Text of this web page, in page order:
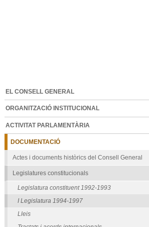
EL CONSELL GENERAL
ORGANITZACIÓ INSTITUCIONAL
ACTIVITAT PARLAMENTÀRIA
DOCUMENTACIÓ
Actes i documents històrics del Consell General
Legislatures constitucionals
Legislatura constituent 1992-1993
I Legislatura 1994-1997
Lleis